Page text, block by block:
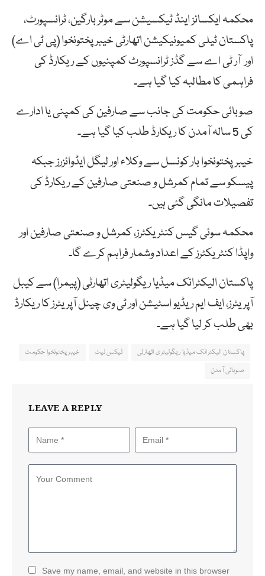
محکمہ ایکسائز اینڈ ٹیکسیشن سے موٹر بارگین، ٹرانسپورٹ،
پاکستان ٹیلی کمیونیکیشن اتھارٹی خیبرپختونخوا (پی ٹی اے)
اور آر ٹی اے سے گڈز ٹرانسپورٹ کمپنیوں کے ریکارڈ کی
فراہمی کا مطالبہ کیا گیا ہے۔
صوبائی حکومت کی جانب سے صارفین کی کمپنی یا ادارے
کی 5 سالہ آمدن کا ریکارڈ طلب کیا گیا ہے۔
خیبر پختونخوا بار کونسل سے وکلاء اور لیگل ایڈوائزرز جبکہ
پیسکو سے تمام کمرشل و صنعتی صارفین کے ریکارڈ کی
تفصیلات مانگی گئی ہیں۔
محکمہ سوئی گیس کنٹریکٹرز، کمرشل و صنعتی صارفین اور
واپڈا کنٹریکٹرز کے اعداد وشمار فراہم کرے گا۔
پاکستان الیکٹرانک میڈیا ریگولیٹری اتھارٹی (پیمرا) سے کیبل
آپریٹرز، ایف ایم ریڈیو اسٹیشن اور ٹی وی چینل آپریٹرز کا ریکارڈ
بھی طلب کر لیا گیا ہے۔
پاکستان الیکٹرانک میڈیا ریگولیٹری اتھارٹی ٹیکس نیٹ
خیبر پختونخوا حکومت
صوبائی آمدن
LEAVE A REPLY
Save my name, email, and website in this browser